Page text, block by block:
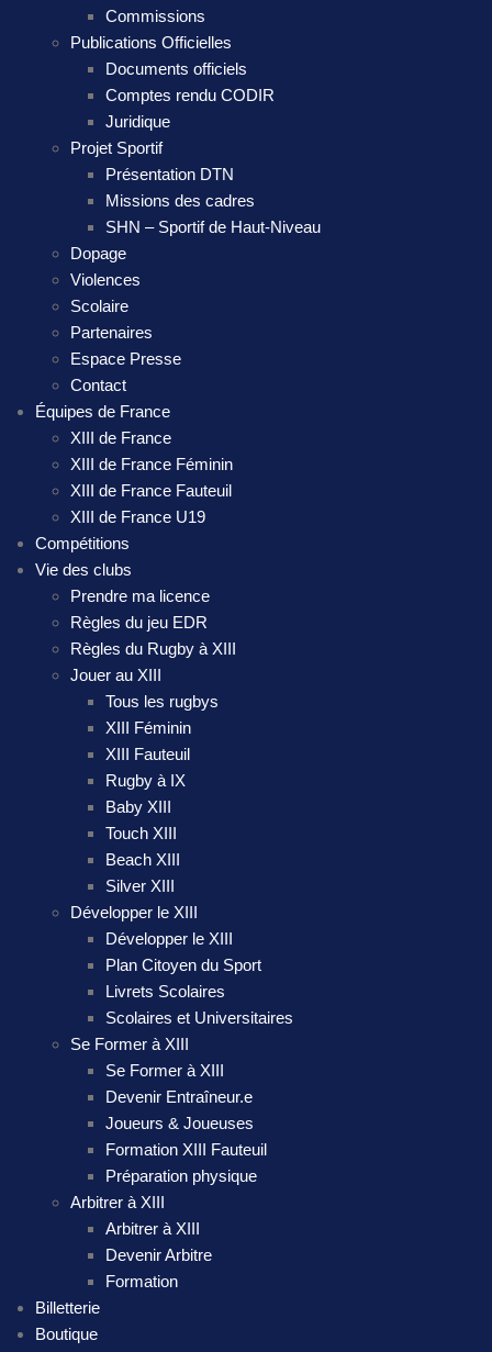
Commissions
Publications Officielles
Documents officiels
Comptes rendu CODIR
Juridique
Projet Sportif
Présentation DTN
Missions des cadres
SHN – Sportif de Haut-Niveau
Dopage
Violences
Scolaire
Partenaires
Espace Presse
Contact
Équipes de France
XIII de France
XIII de France Féminin
XIII de France Fauteuil
XIII de France U19
Compétitions
Vie des clubs
Prendre ma licence
Règles du jeu EDR
Règles du Rugby à XIII
Jouer au XIII
Tous les rugbys
XIII Féminin
XIII Fauteuil
Rugby à IX
Baby XIII
Touch XIII
Beach XIII
Silver XIII
Développer le XIII
Développer le XIII
Plan Citoyen du Sport
Livrets Scolaires
Scolaires et Universitaires
Se Former à XIII
Se Former à XIII
Devenir Entraîneur.e
Joueurs & Joueuses
Formation XIII Fauteuil
Préparation physique
Arbitrer à XIII
Arbitrer à XIII
Devenir Arbitre
Formation
Billetterie
Boutique